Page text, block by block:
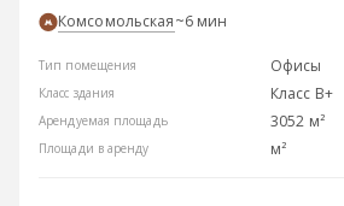
Комсомольская~6 мин
Тип помещения Офисы
Класс здания Класс B+
Арендуемая площадь 3052 м²
Площади в аренду м²